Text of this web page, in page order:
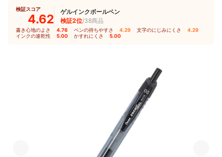
検証スコア
4.62
ゲルインクボールペン
検証2位/38商品
書き心地のよさ 4.76 ペンの持ちやすさ 4.29 文字のにじみにくさ 4.29
インクの速乾性 5.00 かすれにくさ 5.00